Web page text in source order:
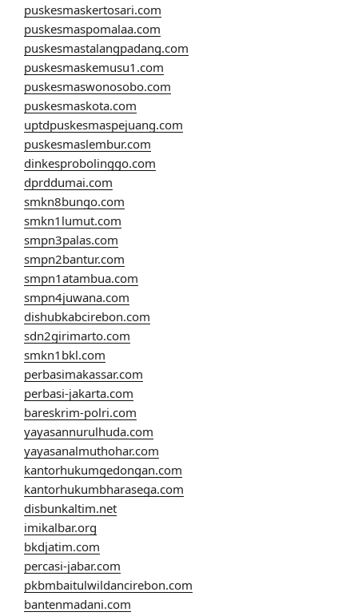
puskesmaskertosari.com
puskesmaspomalaa.com
puskesmastalangpadang.com
puskesmaskemusu1.com
puskesmaswonosobo.com
puskesmaskota.com
uptdpuskesmaspejuang.com
puskesmaslembur.com
dinkesprobolinggo.com
dprddumai.com
smkn8bungo.com
smkn1lumut.com
smpn3palas.com
smpn2bantur.com
smpn1atambua.com
smpn4juwana.com
dishubkabcirebon.com
sdn2girimarto.com
smkn1bkl.com
perbasimakassar.com
perbasi-jakarta.com
bareskrim-polri.com
yayasannurulhuda.com
yayasanalmuthohar.com
kantorhukumgedongan.com
kantorhukumbharasega.com
disbunkaltim.net
imikalbar.org
bkdjatim.com
percasi-jabar.com
pkbmbaitulwildancirebon.com
bantenmadani.com